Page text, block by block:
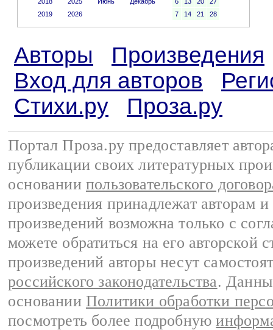
2019
2026
7
14 21 28
Авторы
Произведения
Вход для авторов
Стихи.ру
Проза.ру
Портал Проза.ру предоставляет
публикации своих литературных
основании пользовательского
произведения принадлежат авторам
произведений возможна только с
можете обратиться на его авторской
произведений авторы несут
российского законодательства.
основании Политики обработки
посмотреть более подробную